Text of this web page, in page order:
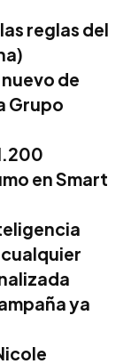
reglas del
de
Grupo
en Smart
ya